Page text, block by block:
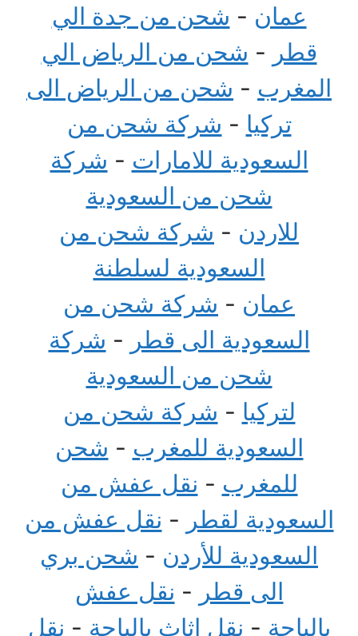
عمان - شحن من جدة الي
قطر - شحن من الرياض الي
المغرب - شحن من الرياض الى
تركيا - شركة شحن من
السعودية للامارات - شركة
شحن من السعودية
للاردن - شركة شحن من
السعودية لسلطنة
عمان - شركة شحن من
السعودية الى قطر - شركة
شحن من السعودية
لتركيا - شركة شحن من
السعودية للمغرب - شحن
للمغرب - نقل عفش من
السعودية لقطر - نقل عفش من
السعودية للأردن - شحن بري
الى قطر - نقل عفش
بالباحة - نقل اثاث بالباحة - نقل